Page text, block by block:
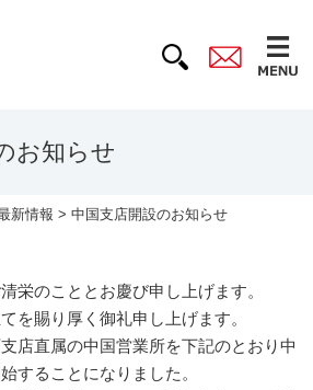
お知らせ
新情報 > 中国支店開設のお知らせ
栄のこととお慶び申し上げます。
を賜り厚く御礼申し上げます。
店直属の中国営業所を下記のとおり中
することになりました。